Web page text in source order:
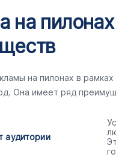
на
на пилонах в
Она имеет ряд
аудитории